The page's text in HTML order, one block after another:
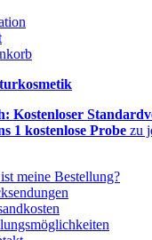
Kostenloser
1 kostenlose Probe zu
meine Bestellung?